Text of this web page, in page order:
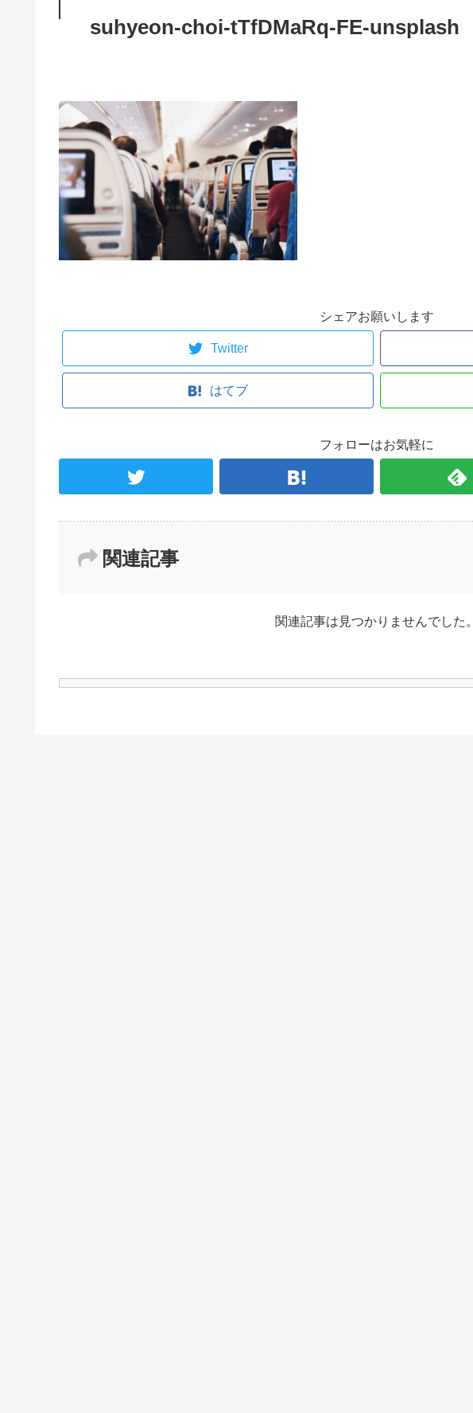
suhyeon-choi-tTfDMaRq-FE-unsplash
シェアお願いします
Twitter
はてブ
フォローはお気軽に
関連記事
関連記事は見つかりませんでした。